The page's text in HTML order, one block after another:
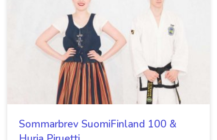
Sommarbrev SuomiFinland 100 &